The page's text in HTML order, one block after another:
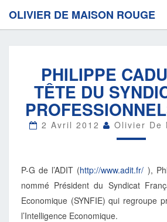
OLIVIER DE MAISON ROUGE
CADUC
À
LA
TÊTE
DU
DES
DE
L’IE
PHILIPPE
TÊTE DU
2 Avril 2012 Olivier De
P-G de l’ADIT (http://www.adit.fr/ ),
nommé Président du Syndicat
Economique (SYNFIE) qui regroupe
l’Intelligence Economique.